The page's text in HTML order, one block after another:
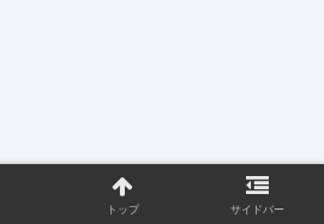
トップ サイドバー